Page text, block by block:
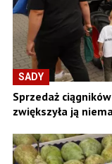
SADY
Sprzedaż
zwiększyła ją